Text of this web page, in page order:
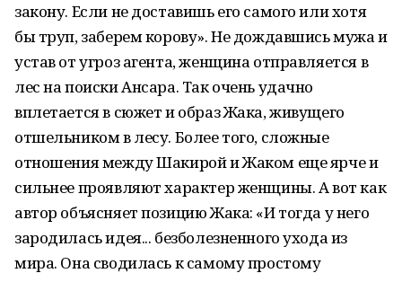
закону. Если не доставишь его самого или хотя
бы труп, заберем корову». Не дождавшись мужа и
устав от угроз агента, женщина отправляется в
лес на поиски Ансара. Так очень удачно
вплетается в сюжет и образ Жака, живущего
отшельником в лесу. Более того, сложные
отношения между Шакирой и Жаком еще ярче и
сильнее проявляют характер женщины. А вот как
автор объясняет позицию Жака: «И тогда у него
зародилась идея... безболезненного ухода из
мира. Она сводилась к самому простому